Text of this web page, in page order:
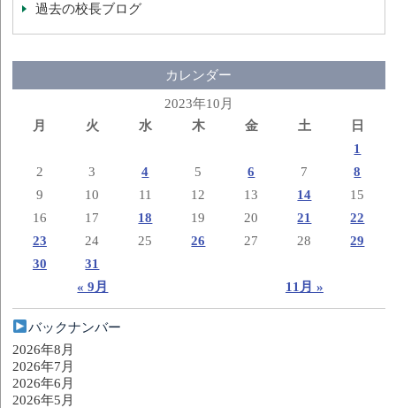
過去の校長ブログ
カレンダー
2023年10月
月
火 水 木 金 土 日
« 9月 11月 »
1
2
3 4 5 6 7
8
9
10 11 12 13 14
15
16
17 18 19 20 21
22
23
24 25 26 27 28
29
30
31
バックナンバー
2026年8月
2026年7月
2026年6月
2026年5月